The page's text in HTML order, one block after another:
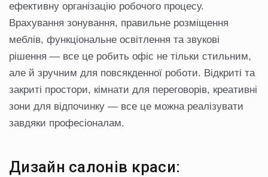
ефективну організацію робочого процесу.
Врахування зонування, правильне розміщення
меблів, функціональне освітлення та звукові
рішення — все це робить офіс не тільки стильним,
але й зручним для повсякденної роботи. Відкриті та
закриті простори, кімнати для переговорів, креативні
зони для відпочинку — все це можна реалізувати
завдяки професіоналам.
Дизайн салонів краси: